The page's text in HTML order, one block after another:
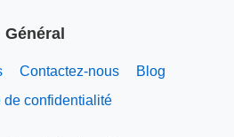
Général
Contactez-nous
Blog
de confidentialité